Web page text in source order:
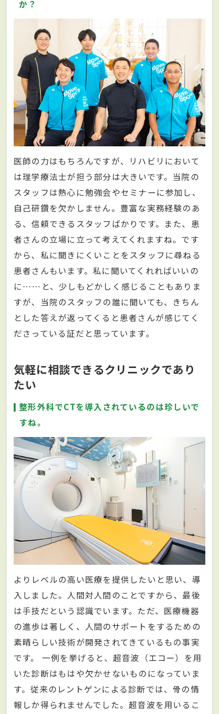
か？
医師の力はもちろんですが、リハビリにおいて
は理学療法士が担う部分は大きいです。当院の
スタッフは熱心に勉強会やセミナーに参加し、
自己研鑽を欠かしません。豊富な実務経験のあ
る、信頼できるスタッフばかりです。また、患
者さんの立場に立って考えてくれますね。です
から、私に聞きにくいことをスタッフに尋ねる
患者さんもいます。私に聞いてくれればいいの
に……と、少しもどかしく感じることもありま
すが、当院のスタッフの誰に聞いても、きちん
とした答えが返ってくると患者さんが感じてく
ださっている証だと思っています。
気軽に相談できるクリニックであり
たい
整形外科でCTを導入されているのは珍しいで
すね。
よりレベルの高い医療を提供したいと思い、導
入しました。人間対人間のことですから、最後
は手技だという認識でいます。ただ、医療機器
の進歩は著しく、人間のサポートをするための
素晴らしい技術が開発されてきているもの事実
です。 一例を挙げると、超音波（エコー）を用
いた診断はもはや欠かせないものになっていま
す。従来のレントゲンによる診断では、骨の情
報しか得られませんでした。超音波を用いるこ